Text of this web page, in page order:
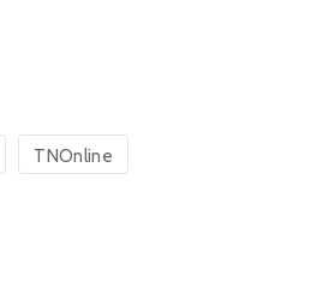
TNOnline